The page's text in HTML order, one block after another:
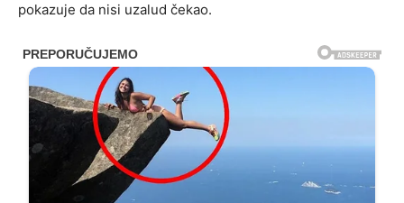
pokazuje da nisi uzalud čekao.